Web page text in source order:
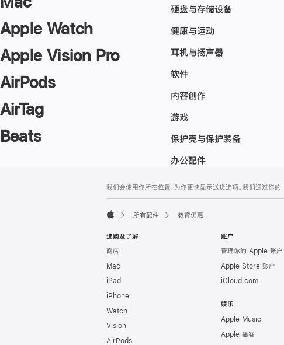
Apple Watch
Apple Vision Pro
AirPods
AirTag
Beats
硬盘与存储设备
健康与运动
耳机与扬声器
软件
内容创作
游戏
保护壳与保护装备
办公配件
页
页
脚
注
我们会使用你所在位置，为你更快显示送货选项。我们通过你
所有配件 教育优惠
选购及了解
商店
Mac
iPad
iPhone
Watch
Vision
AirPods
账户
管理你的 Apple 账户
Apple Store 账户
iCloud.com
娱乐
Apple Music
Apple 播客